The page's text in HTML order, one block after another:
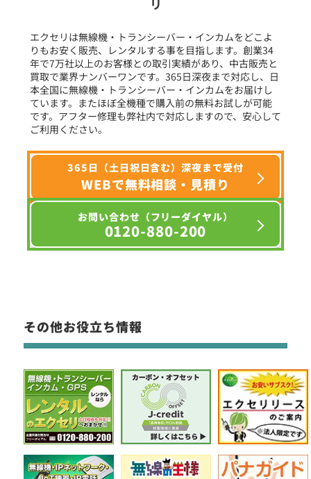
フリーワード入力(製品名等)
選択条件をリセット
リ
エクセリは無線機・トランシーバー・インカムをどこよ
りもお安く販売、レンタルする事を目指します。創業34
年で7万社以上のお客様との取引実績があり、中古販売と
買取で業界ナンバーワンです。365日深夜まで対応し、日
本全国に無線機・トランシーバー・インカムをお届けし
ています。またほぼ全機種で購入前の無料お試しが可能
です。アフター修理も弊社内で対応しますので、安心して
ご利用ください。
365日（土日祝日含む）深夜まで受付
WEBで無料相談・見積り
お問い合わせ（フリーダイヤル）
0120-880-200
その他お役立ち情報